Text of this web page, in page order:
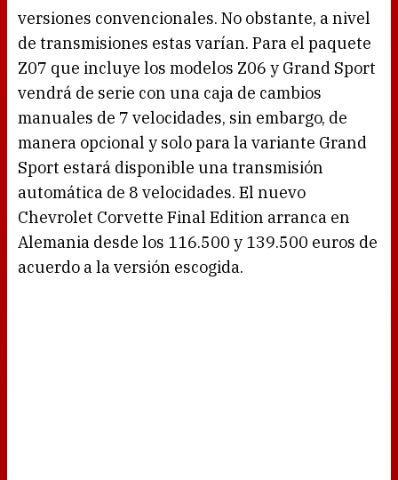
versiones convencionales. No obstante, a nivel
de transmisiones estas varían. Para el paquete
Z07 que incluye los modelos Z06 y Grand Sport
vendrá de serie con una caja de cambios
manuales de 7 velocidades, sin embargo, de
manera opcional y solo para la variante Grand
Sport estará disponible una transmisión
automática de 8 velocidades. El nuevo
Chevrolet Corvette Final Edition arranca en
Alemania desde los 116.500 y 139.500 euros de
acuerdo a la versión escogida.